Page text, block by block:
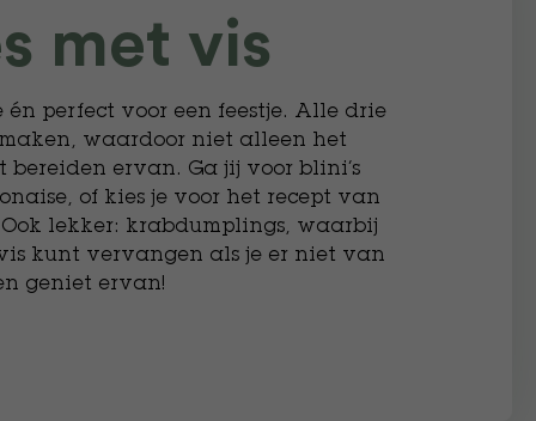
met vis
én perfect voor een feestje. Alle drie
waardoor niet alleen het
bereiden ervan. Ga jij voor blini’s
of kies je voor het recept van
lekker: krabdumplings, waarbij
kunt vervangen als je er niet van
geniet ervan!